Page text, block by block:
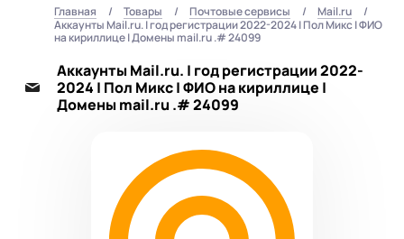
Главная Товары Почтовые сервисы
Mail.ru
Аккаунты Mail.ru. | год регистрации 2022-2024 | Пол Микс | ФИО
на кириллице | Домены mail.ru .# 24099
Аккаунты Mail.ru. | год регистрации 2022-
2024 | Пол Микс | ФИО на кириллице |
Домены mail.ru .# 24099